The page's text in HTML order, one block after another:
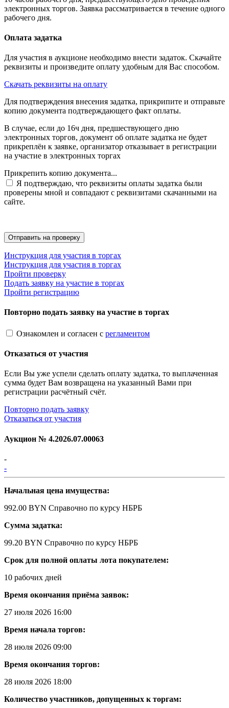
электронных торгов. Заявка рассматривается в течение одного
рабочего дня.
Оплата задатка
Для участия в аукционе необходимо внести задаток. Скачайте
реквизиты и произведите оплату удобным для Вас способом.
Скачать реквизиты на оплату
Для подтверждения внесения задатка, прикрипите и отправьте
копию документа подтверждающего факт оплаты.
В случае, если до 16ч дня, предшествующего дню
электронных торгов, документ об оплате задатка не будет
прикреплён к заявке, организатор отказывает в регистрации
на участие в электронных торгах
Прикрепить копию документа...
Я подтверждаю, что реквизиты оплаты задатка были
проверены мной и совпадают с реквизитами скачанными на
сайте.
Инструкция для участия в торгах
Инструкция для участия в торгах
Пройти проверку
Подать заявку на участие в торгах
Пройти регистрацию
Повторно подать заявку на участие в торгах
Ознакомлен и согласен с регламентом
Отказаться от участия
Если Вы уже успели сделать оплату задатка, то выплаченная
сумма будет Вам возвращена на указанный Вами при
регистрации расчётный счёт.
Повторно подать заявку
Отказаться от участия
Аукцион № 4.2026.07.00063
-
-
Начальная цена имущества:
992.00 BYN Справочно по курсу НБРБ
Сумма задатка:
99.20 BYN Справочно по курсу НБРБ
Срок для полной оплаты лота покупателем:
10 рабочих дней
Время окончания приёма заявок:
27 июля 2026 16:00
Время начала торгов:
28 июля 2026 09:00
Время окончания торгов:
28 июля 2026 18:00
Количество участников, допущенных к торгам: